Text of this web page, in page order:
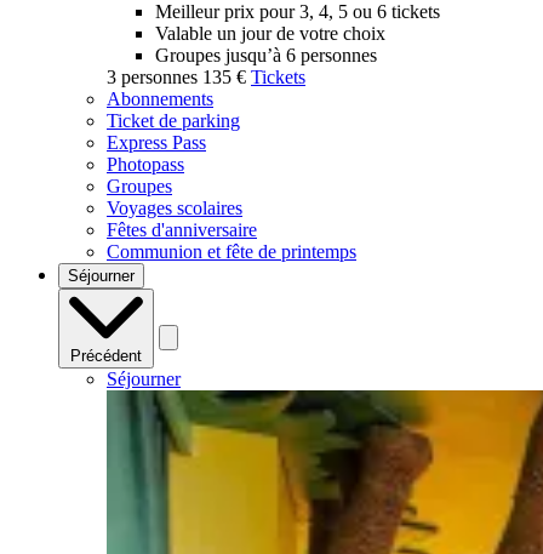
Meilleur prix pour 3, 4, 5 ou 6 tickets
Valable un jour de votre choix
Groupes jusqu’à 6 personnes
3 personnes 135 € Tickets
Abonnements
Ticket de parking
Express Pass
Photopass
Groupes
Voyages scolaires
Fêtes d'anniversaire
Communion et fête de printemps
Séjourner
Précédent
Séjourner